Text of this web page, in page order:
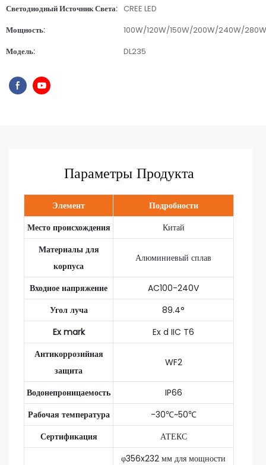
Светодиодный Источник Света: CREE LED
Мощность:
100W/120W/150W/200W/240W/280W
Модель:
DL235
Параметры Продукта
Элемент
Подробности
Место происхождения
Китай
Материалы для
корпуса
Алюминиевый сплав
Входное напряжение
AC100-240V
Угол луча
89.4°
Ex mark
Ex d IIC T6
Антикоррозийная
защита
WF2
Водонепроницаемость
IP66
Рабочая температура
-30℃~50℃
Сертификация
АТЕКС
φ356x232 мм для мощности